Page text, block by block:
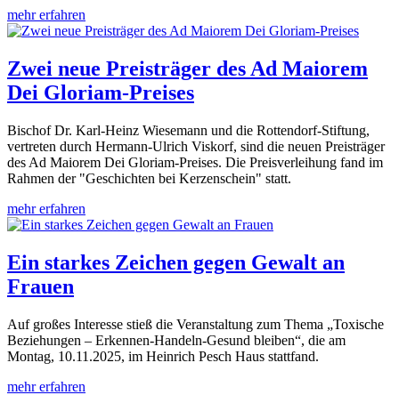
mehr erfahren
Zwei neue Preisträger des Ad Maiorem
Dei Gloriam-Preises
Bischof Dr. Karl-Heinz Wiesemann und die Rottendorf-Stiftung,
vertreten durch Hermann-Ulrich Viskorf, sind die neuen Preisträger
des Ad Maiorem Dei Gloriam-Preises. Die Preisverleihung fand im
Rahmen der "Geschichten bei Kerzenschein" statt.
mehr erfahren
Ein starkes Zeichen gegen Gewalt an
Frauen
Auf großes Interesse stieß die Veranstaltung zum Thema „Toxische
Beziehungen – Erkennen-Handeln-Gesund bleiben“, die am
Montag, 10.11.2025, im Heinrich Pesch Haus stattfand.
mehr erfahren